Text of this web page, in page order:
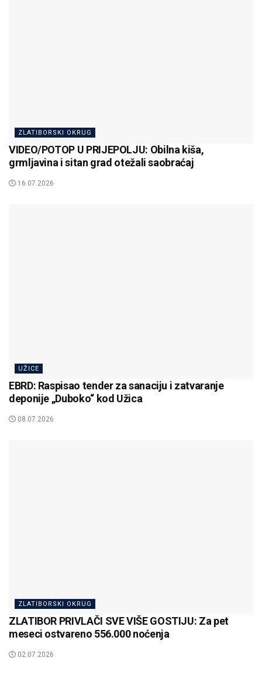
ZLATIBORSKI OKRUG
VIDEO/POTOP U PRIJEPOLJU: Obilna kiša,
grmljavina i sitan grad otežali saobraćaj
16.07.2026
UŽICE
EBRD: Raspisao tender za sanaciju i zatvaranje
deponije „Duboko“ kod Užica
08.07.2026
ZLATIBORSKI OKRUG
ZLATIBOR PRIVLAČI SVE VIŠE GOSTIJU: Za pet
meseci ostvareno 556.000 noćenja
02.07.2026